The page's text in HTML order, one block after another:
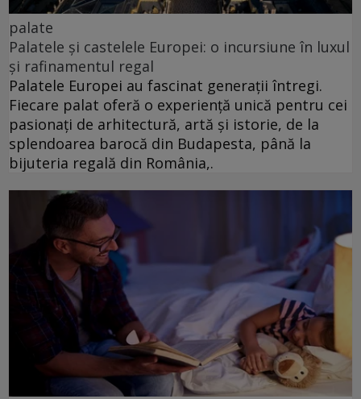
palate
Palatele și castelele Europei: o incursiune în luxul
și rafinamentul regal
Palatele Europei au fascinat generații întregi.
Fiecare palat oferă o experiență unică pentru cei
pasionați de arhitectură, artă și istorie, de la
splendoarea barocă din Budapesta, până la
bijuteria regală din România,.